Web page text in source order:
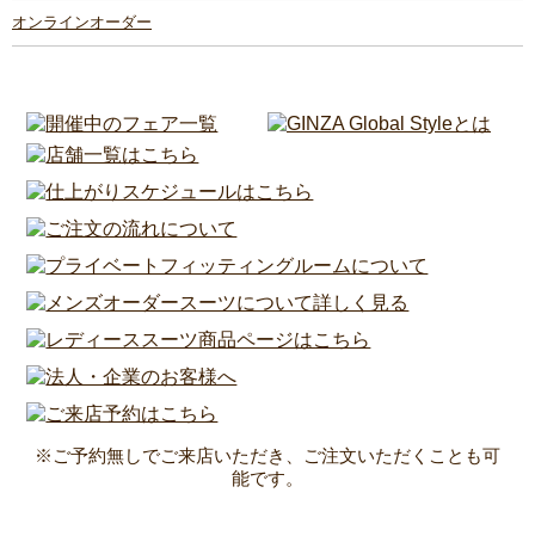
オンラインオーダー
※ご予約無しでご来店いただき、ご注文いただくことも可
能です。